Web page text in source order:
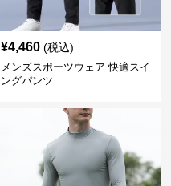
¥4,460 (税込)
メンズスポーツウェア 快適スイ
ングパンツ